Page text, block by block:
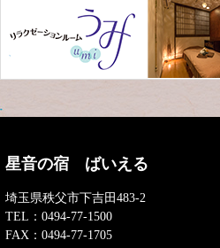
星音の宿 ばいえる
埼玉県秩父市下吉田483-2
TEL：0494-77-1500
FAX：0494-77-1705